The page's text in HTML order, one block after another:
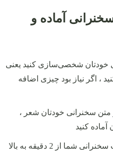
آماده و
خودتان شخصی‌سازی کنید یعنی
، اگر نیاز بود چیزی اضافه
متن سخنرانی خودتان شعر ،
کنید
این متن‌ها بسته به‌سرعت سخنرانی شما از 2 دقیقه به بالا